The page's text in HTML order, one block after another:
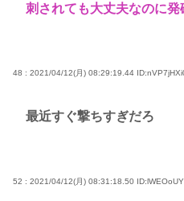
刺されても大丈夫なのに発
48 : 2021/04/12(月) 08:29:19.44
最近すぐ撃ちすぎだろ
52 : 2021/04/12(月) 08:31:18.50